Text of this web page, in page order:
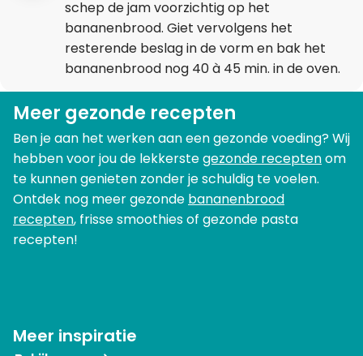
schep de jam voorzichtig op het
bananenbrood. Giet vervolgens het
resterende beslag in de vorm en bak het
bananenbrood nog 40 à 45 min. in de oven.
Meer gezonde recepten
Ben je aan het werken aan een gezonde voeding? Wij
hebben voor jou de lekkerstegezonde receptenom
te kunnen genieten zonder je schuldig te voelen.
Ontdek nog meer gezonde bananenbrood
recepten, frisse smoothies of gezonde pasta
recepten!
Meer inspiratie